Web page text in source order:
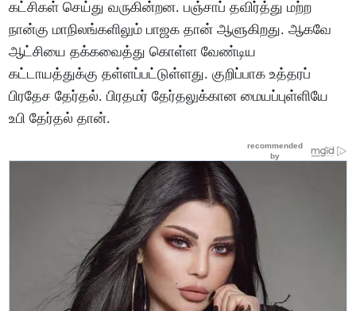
கட்சிகள் செய்து வருகின்றன. பஞ்சாப் தவிர்த்து மற்ற
நான்கு மாநிலங்களிலும் பாஜக தான் ஆளுகிறது. ஆகவே
ஆட்சியை தக்கவைத்து கொள்ள வேண்டிய
கட்டாயத்துக்கு தள்ளப்பட்டுள்ளது. குறிப்பாக உத்தரப்
பிரதேச தேர்தல். பிரதமர் தேர்தலுக்கான மையப்புள்ளியே
உபி தேர்தல் தான்.